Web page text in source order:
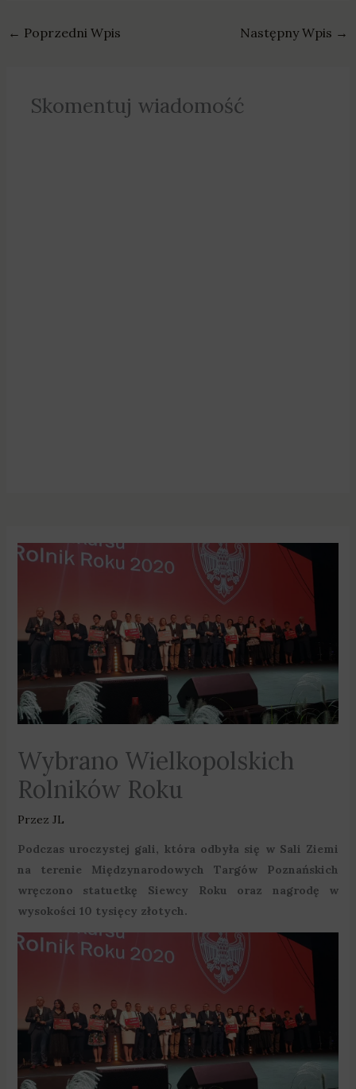
← Poprzedni Wpis Następny Wpis →
Skomentuj wiadomość
Wybrano Wielkopolskich
Rolników Roku
Przez JL
Podczas uroczystej gali, która odbyła się w Sali Ziemi
na terenie Międzynarodowych Targów Poznańskich
wręczono statuetkę Siewcy Roku oraz nagrodę w
wysokości 10 tysięcy złotych.